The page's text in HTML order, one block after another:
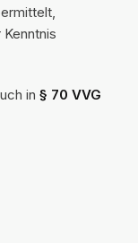
in § 70 VVG